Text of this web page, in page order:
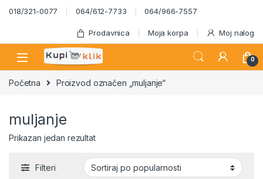
Skip to navigation
Skip to content
018/321-0077 064/612-7733 064/966-7557
Prodavnica Moja korpa Moj nalog
0
Početna Proizvod označen „muljanje“
muljanje
Prikazan jedan rezultat
Filteri